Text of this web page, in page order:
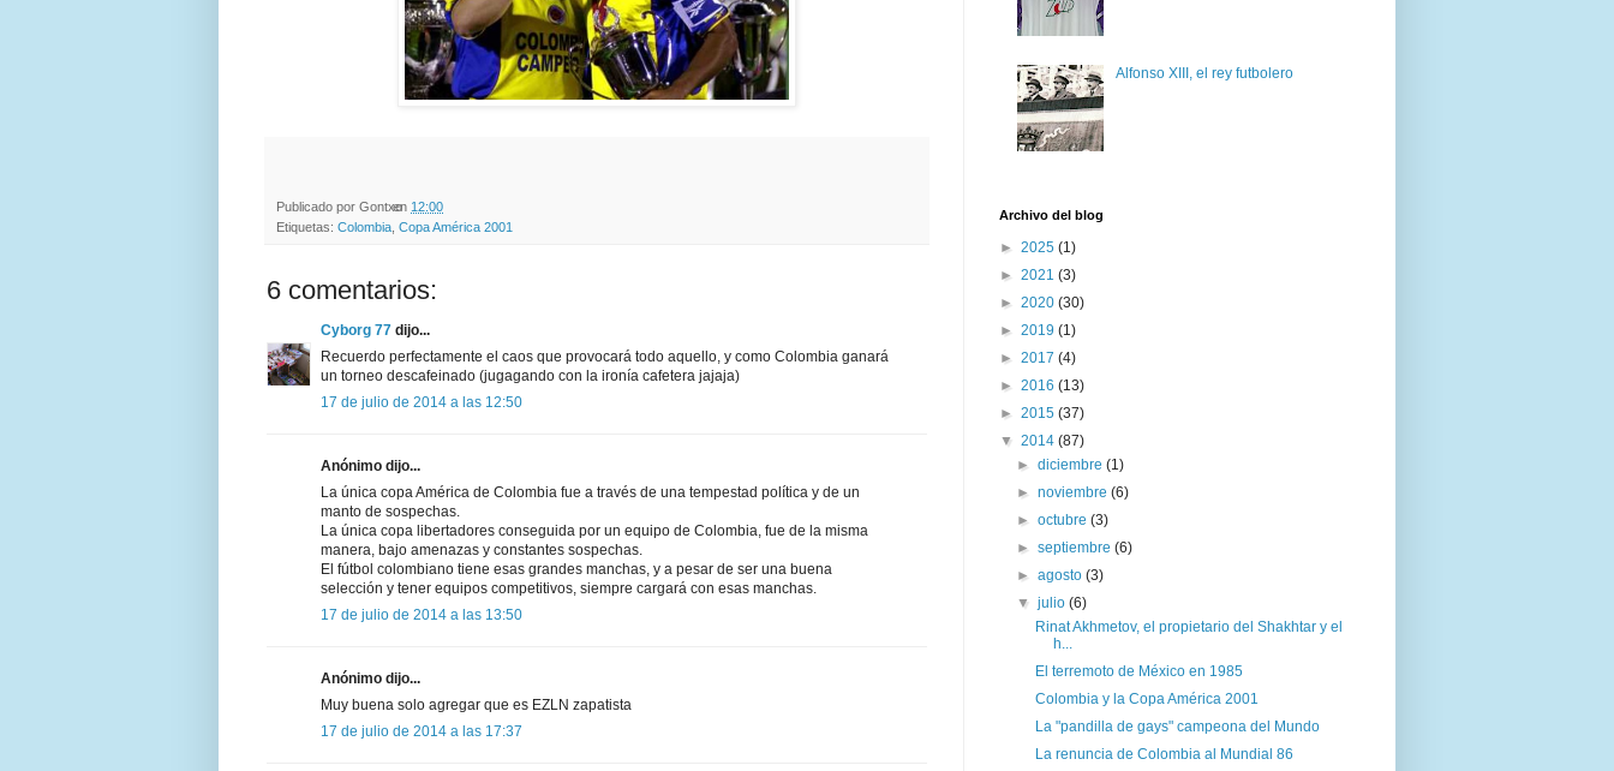
Publicado por Gontxoen 12:00
Etiquetas: Colombia Copa América 2001
6 comentarios:
Cyborg 77 dijo...
Recuerdo perfectamente el caos que provocará todo aquello, y como Colombia ganará
un torneo descafeinado (jugagando con la ironía cafetera jajaja)
17 de julio de 2014 a las 12:50
Anónimo dijo...
La única copa América de Colombia fue a través de una tempestad política y de un
manto de sospechas.
La única copa libertadores conseguida por un equipo de Colombia, fue de la misma
manera, bajo amenazas y constantes sospechas.
El fútbol colombiano tiene esas grandes manchas, y a pesar de ser una buena
selección y tener equipos competitivos, siempre cargará con esas manchas.
17 de julio de 2014 a las 13:50
Anónimo dijo...
Muy buena solo agregar que es EZLN zapatista
17 de julio de 2014 a las 17:37
Alfonso XIII, el rey futbolero
Archivo del blog
► 2025 (1)
► 2021 (3)
► 2020 (30)
► 2019 (1)
► 2017 (4)
► 2016 (13)
► 2015 (37)
▼ 2014 (87)
►diciembre(1)
►noviembre(6)
►octubre(3)
►septiembre(6)
►agosto(3)
▼julio(6)
Rinat Akhmetov, el propietario del Shakhtar y el
h...
El terremoto de México en 1985
Colombia y la Copa América 2001
La "pandilla de gays" campeona del Mundo
La renuncia de Colombia al Mundial 86